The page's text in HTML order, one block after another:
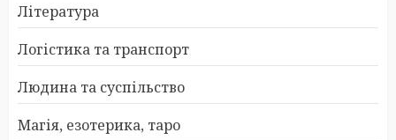
Література
Логістика та транспорт
Людина та суспільство
Магія, езотерика, таро